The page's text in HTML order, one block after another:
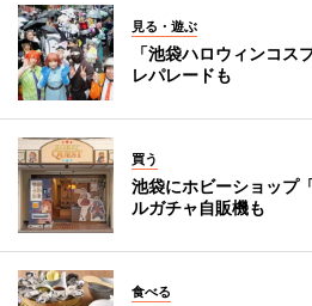
見る・遊ぶ
「池袋ハロウィンコ
レパレードも
買う
池袋にホビーショップ
ルガチャ自販機も
食べる